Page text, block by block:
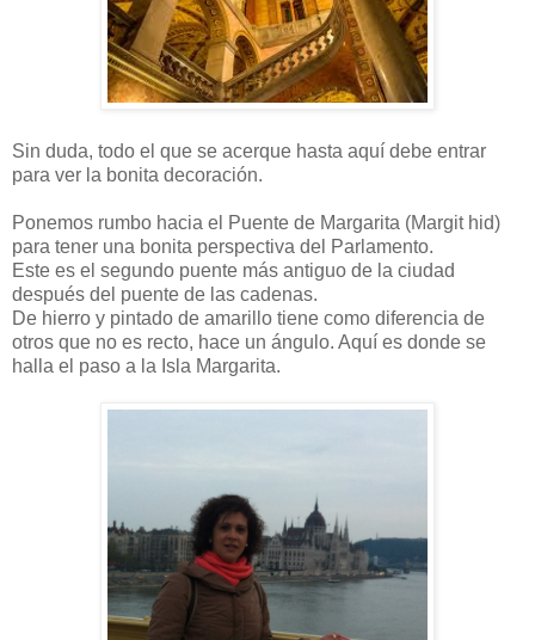
Sin duda, todo el que se acerque hasta aquí debe entrar
para ver la bonita decoración.
Ponemos rumbo hacia el Puente de Margarita (Margit hid)
para tener una bonita perspectiva del Parlamento.
Este es el segundo puente más antiguo de la ciudad
después del puente de las cadenas.
De hierro y pintado de amarillo tiene como diferencia de
otros que no es recto, hace un ángulo. Aquí es donde se
halla el paso a la Isla Margarita.